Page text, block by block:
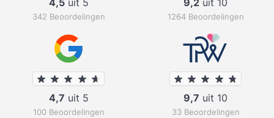
4,5uit 5
342 Beoordelingen
9,2 uit 10
1264 Beoordelingen
4,7 uit 5
100 Beoordelingen
9,7 uit 10
33 Beoordelingen